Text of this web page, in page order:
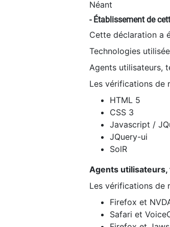
Néant
- Établissement de
Cette déclaration a
Technologies
Agents utilisateurs,
Les vérifications de
HTML 5
CSS 3
Javascript /
JQuery-ui
SolR
Agents utilisateurs,
Les vérifications de
Firefox et
Safari et